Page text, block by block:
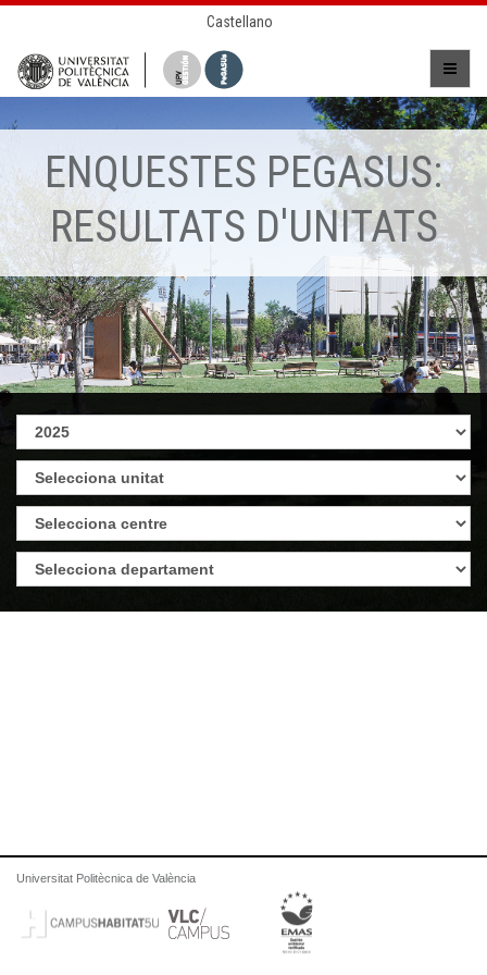
Castellano
ENQUESTES PEGASUS:
RESULTATS D'UNITATS
Universitat Politècnica de València